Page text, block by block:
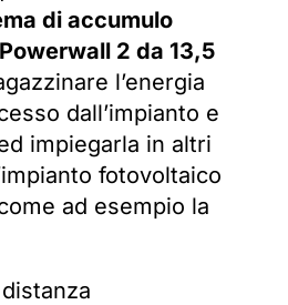
di accumulo
2 da 13,5
l’energia
dall’impianto e
impiegarla in altri
fotovoltaico
ad esempio la